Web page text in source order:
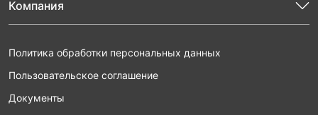
Компания
Политика обработки персональных данных
Пользовательское соглашение
Документы